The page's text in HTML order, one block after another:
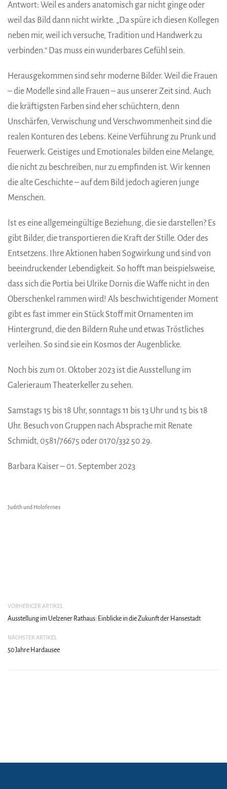
Antwort: Weil es anders anatomisch gar nicht ginge oder
weil das Bild dann nicht wirkte. „Da spüre ich diesen Kollegen
neben mir, weil ich versuche, Tradition und Handwerk zu
verbinden.“ Das muss ein wunderbares Gefühl sein.
Herausgekommen sind sehr moderne Bilder. Weil die Frauen
– die Modelle sind alle Frauen – aus unserer Zeit sind. Auch
die kräftigsten Farben sind eher schüchtern, denn
Unschärfen, Verwischung und Verschwommenheit sind die
realen Konturen des Lebens. Keine Verführung zu Prunk und
Feuerwerk. Geistiges und Emotionales bilden eine Melange,
die nicht zu beschreiben, nur zu empfinden ist. Wir kennen
die alte Geschichte – auf dem Bild jedoch agieren junge
Menschen.
Ist es eine allgemeingültige Beziehung, die sie darstellen? Es
gibt Bilder, die transportieren die Kraft der Stille. Oder des
Entsetzens. Ihre Aktionen haben Sogwirkung und sind von
beeindruckender Lebendigkeit. So hofft man beispielsweise,
dass sich die Portia bei Ulrike Dornis die Waffe nicht in den
Oberschenkel rammen wird! Als beschwichtigender Moment
gibt es fast immer ein Stück Stoff mit Ornamenten im
Hintergrund, die den Bildern Ruhe und etwas Tröstliches
verleihen. So sind sie ein Kosmos der Augenblicke.
Noch bis zum 01. Oktober 2023 ist die Ausstellung im
Galerieraum Theaterkeller zu sehen.
Samstags 15 bis 18 Uhr, sonntags 11 bis 13 Uhr und 15 bis 18
Uhr. Besuch von Gruppen nach Absprache mit Renate
Schmidt, 0581/76675 oder 0170/332 50 29.
Barbara Kaiser – 01. September 2023
Judith und Holofernes
VORHERIGER ARTIKEL
Ausstellung im Uelzener Rathaus: Einblicke in die Zukunft der Hansestadt
NÄCHSTER ARTIKEL
50 Jahre Hardausee